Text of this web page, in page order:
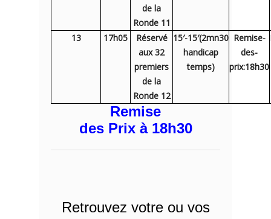
de la
Ronde 11
13 17h05
Réservé
aux 32
premiers
de la
Ronde 12
15′-15′(2mn30
handicap
temps)
Remise-
des-
prix:18h30
Remise
des Prix à 18h30
Retrouvez votre ou vos